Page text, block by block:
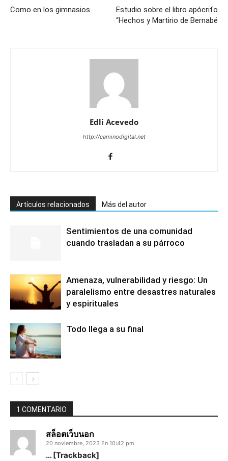
Como en los gimnasios
Estudio sobre el libro apócrifo
“Hechos y Martirio de Bernabé
Edli Acevedo
http://caminodigital.net
Artículos relacionados Más del autor
Sentimientos de una comunidad
cuando trasladan a su párroco
Amenaza, vulnerabilidad y riesgo: Un
paralelismo entre desastres naturales
y espirituales
Todo llega a su final
1 COMENTARIO
สล็อตเว็บนอก
20 noviembre, 2023 En 10:42 pm
… [Trackback]